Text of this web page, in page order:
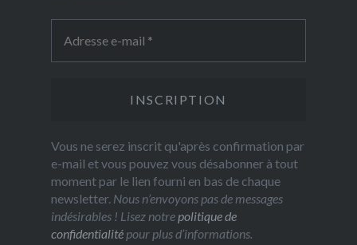
Vous ne serez inscrit qu'après confirmation par
e-mail et vous pouvez vous désabonner à tout
moment par le lien fourni en bas de chaque
newsletter. Nous n’envoyons pas de messages
indésirables ! Lisez notrepolitique de
confidentialitépour plus d’informations.